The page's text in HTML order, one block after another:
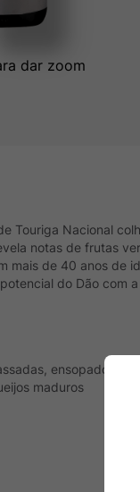
Touriga Nacional
notas de frutas
mais de 40 anos de
do Dão com
ensopados de
maduros